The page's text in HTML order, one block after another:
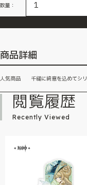
数量：
商品詳細
人気商品 千縫に綺意を込めてシ
閲覧履歴
Recently Viewed